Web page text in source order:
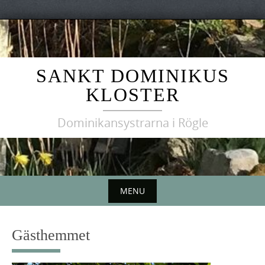
Skip
to
content
SANKT DOMINIKUS
KLOSTER
Dominikansystrarna i Rögle
MENU
content
Gästhemmet